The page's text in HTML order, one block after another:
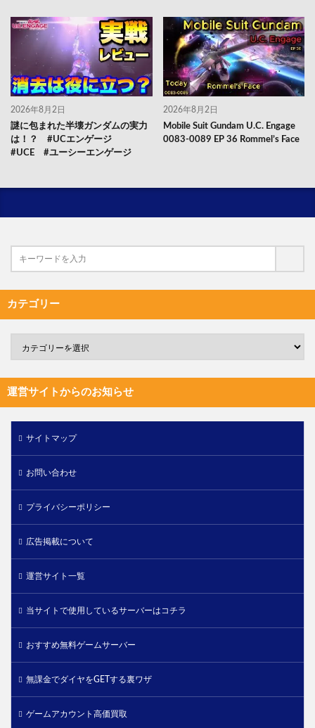
2026年8月2日
謎に包まれた半壊ガンダムの実力
は！？ #UCエンゲージ
#UCE #ユーシーエンゲージ
2026年8月2日
Mobile Suit Gundam U.C. Engage
0083-0089 EP 36 Rommel’s Face
カテゴリー
運営サイトからのお知らせ
サイトマップ
お問い合わせ
プライバシーポリシー
広告掲載について
運営サイト一覧
当サイトで使用しているサーバーはコチラ
おすすめ無料ゲームサーバー
無課金でダイヤをGETする裏ワザ
ゲームアカウント高価買取